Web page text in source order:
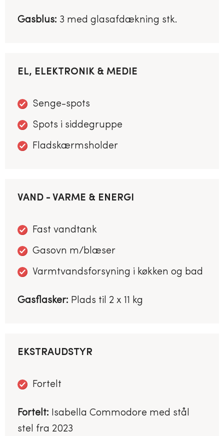
Gasblus: 3 med glasafdækning stk.
EL, ELEKTRONIK & MEDIE
Senge-spots
Spots i siddegruppe
Fladskærmsholder
VAND - VARME & ENERGI
Fast vandtank
Gasovn m/blæser
Varmtvandsforsyning i køkken og bad
Gasflasker: Plads til 2 x 11 kg
EKSTRAUDSTYR
Fortelt
Fortelt: Isabella Commodore med stål
stel fra 2023